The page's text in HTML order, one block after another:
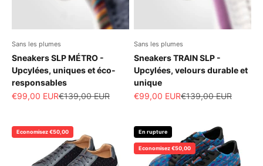
Sans les plumes
Sneakers SLP MÉTRO -
Upcylées, uniques et éco-
responsables
Prix de vente
€99,00 EURPrix normal
€139,00 EUR
Sans les plumes
Sneakers TRAIN SLP -
Upcylées, velours durable et
unique
Prix de vente
€99,00 EURPrix normal
€139,00 EUR
Economisez €50,00 En rupture
Economisez €50,00